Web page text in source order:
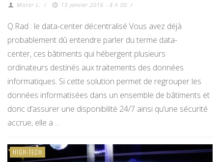
Mister L. / 13 janvier 2016 - 8 h 00 /
Q.Rad : le data-center décentralisé Vous avez déjà
probablement dû entendre parler du terme data-
center, ces bâtiments qui hébergent plusieurs
ordinateurs destinés aux traitements des données
informatiques. Si cette solution permet de regrouper les
données informatisées dans un ensemble de bâtiments et
donc d’assurer une disponibilité 24/7 ainsi qu’une sécurité
accrue, elle a …
HIGH-TECH